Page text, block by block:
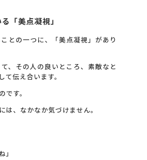
「美点凝視」
との一つに、「美点凝視」があり
、その人の良いところ、素敵なと
て伝え合います。
です。
は、なかなか気づけません。
」